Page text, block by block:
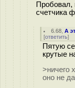
Пробовал,
счетчика
6.68 ,А
[ответить]
Пятую
крутые
>ничего
оно не